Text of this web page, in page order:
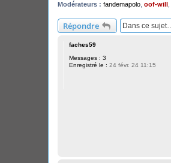
Modérateurs : fandemapolo oof-will
Répondre
faches59
Messages : 3
Enregistré le : 24 févr. 24 11:15